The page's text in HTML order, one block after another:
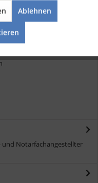
und Notarfachangestellter
Aktiv
Ablehnen